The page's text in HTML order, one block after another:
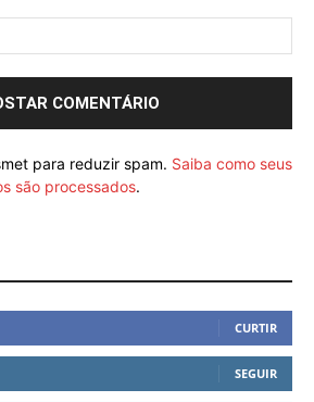
para reduzir spam. Saiba como seus
são processados.
CURTIR
SEGUIR